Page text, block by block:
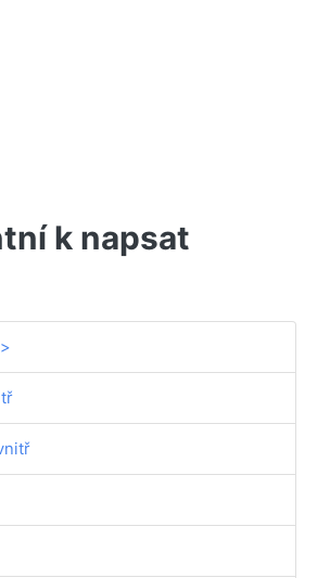
k napsat